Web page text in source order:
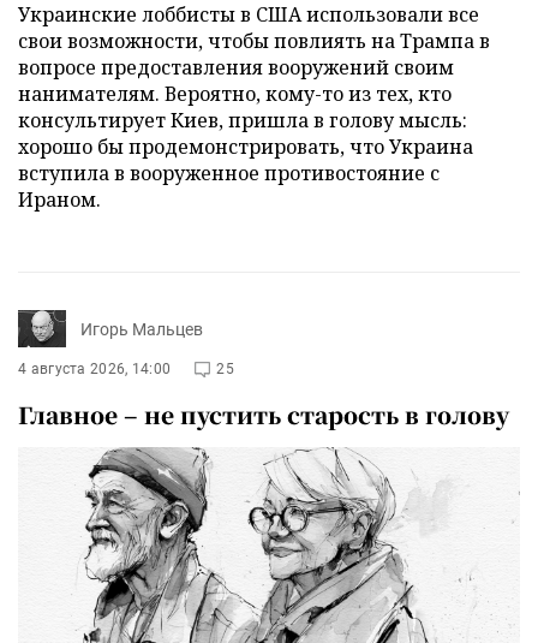
Украинские лоббисты в США использовали все
свои возможности, чтобы повлиять на Трампа в
вопросе предоставления вооружений своим
нанимателям. Вероятно, кому-то из тех, кто
консультирует Киев, пришла в голову мысль:
хорошо бы продемонстрировать, что Украина
вступила в вооруженное противостояние с
Ираном.
Игорь Мальцев
4 августа 2026, 14:00 25
Главное – не пустить старость в голову